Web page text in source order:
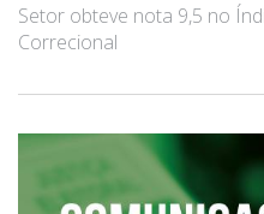
Setor obteve nota 9,5 no
Correcional